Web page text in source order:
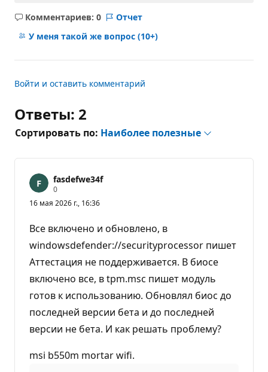
Комментариев: 0
Без
комментариев
Отчет
У меня такой же вопрос (10+)
Войти и оставить комментарий
Ответы: 2
Сортировать по: Наиболее полезные
fasdefwe34f
0Б
л
ы
р
е
п
у
а
и
16 мая 2026 г., 16:36
Все включено и обновлено, в
windowsdefender://securityprocessor пишет
Аттестация не поддерживается. В биосе
включено все, в tpm.msc пишет модуль
готов к использованию. Обновлял биос до
последней версии бета и до последней
версии не бета. И как решать проблему?
msi b550m mortar wifi.